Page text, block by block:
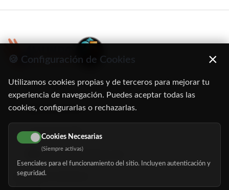
C/ Oruro, 11. 28016 Madrid
91 345 06 26
616 113 103
hola@mundomayor.com
Buscador de residencias
🍪 Configuración de Cookies ×
Utilizamos cookies propias y de terceros para mejorar tu
experiencia de navegación. Puedes aceptar todas las
cookies, configurarlas o rechazarlas.
Cookies Necesarias
(Siempre activas)
Esenciales para el funcionamiento del sitio. Incluyen autenticación y
seguridad.